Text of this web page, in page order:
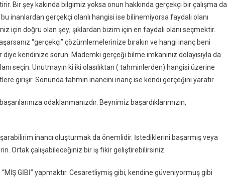
Bir şey kakında bilgimiz yoksa onun hakkında gerçekçi bir çalışma da
inanlardan gerçekçi olanlı hangisi ise bilinemiyorsa faydalı olanı
için doğru olan şey; şıklardan bizim için en faydalı olanı seçmektir.
“gerçekçi” çözümlemelerinize bırakın ve hangi inanç beni
kendinize sorun. Mademki gerçeği bilme imkanınız dolayısıyla da
seçin. Unutmayın ki iki olasılıktan ( tahminlerden) hangisi üzerine
girişir. Sonunda tahmin inancını inanç ise kendi gerçeğini yaratır.
odaklanmanızdır. Beynimiz başardıklarımızın,
inancı oluşturmak da önemlidir. İstediklerini başarmış veya
Ortak çalışabileceğiniz bir iş fikir geliştirebilirsiniz.
GİBİ” yapmaktır. Cesaretliymiş gibi, kendine güveniyormuş gibi